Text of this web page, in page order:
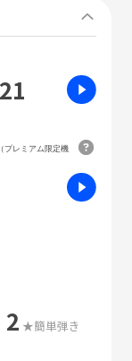
21
プレミアム限定機
2 ★簡単弾き